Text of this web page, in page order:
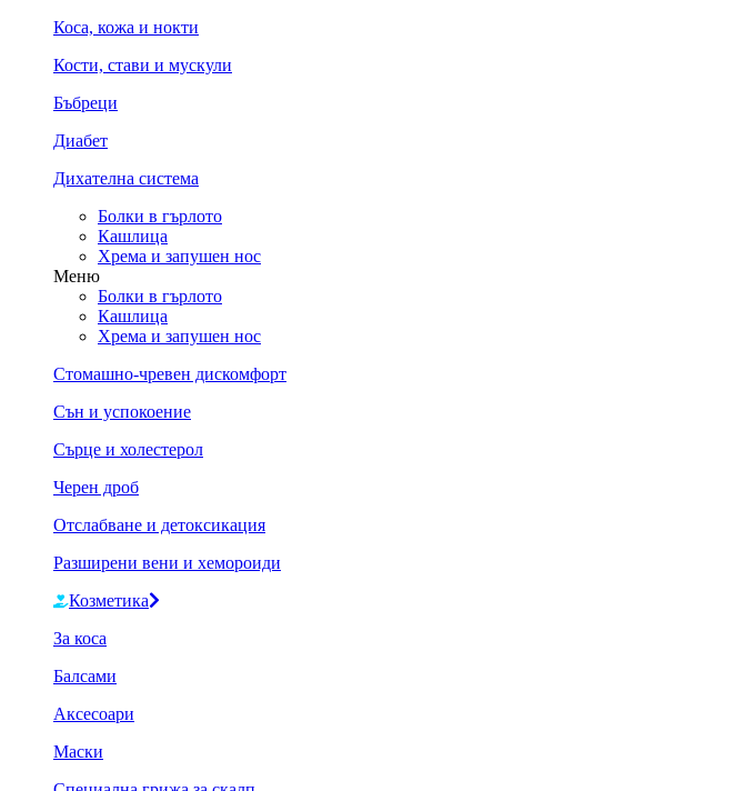
Коса, кожа и нокти
Кости, стави и мускули
Бъбреци
Диабет
Дихателна система
Болки в гърлото
Кашлица
Хрема и запушен нос
Меню
Болки в гърлото
Кашлица
Хрема и запушен нос
Стомашно-чревен дискомфорт
Сън и успокоение
Сърце и холестерол
Черен дроб
Отслабване и детоксикация
Разширени вени и хемороиди
Козметика
За коса
Балсами
Аксесоари
Маски